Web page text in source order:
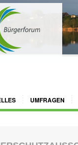
UMFRAGEN